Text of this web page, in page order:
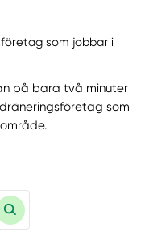
som jobbar i
på bara två minuter
som